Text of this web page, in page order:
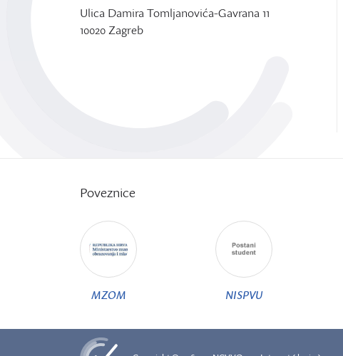
Ulica Damira Tomljanovića-Gavrana 11
10020 Zagreb
Poveznice
MZOM NISPVU